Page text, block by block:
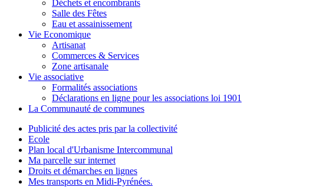
Déchets et encombrants
Salle des Fêtes
Eau et assainissement
Vie Economique
Artisanat
Commerces & Services
Zone artisanale
Vie associative
Formalités associations
Déclarations en ligne pour les associations loi 1901
La Communauté de communes
Publicité des actes pris par la collectivité
Ecole
Plan local d'Urbanisme Intercommunal
Ma parcelle sur internet
Droits et démarches en lignes
Mes transports en Midi-Pyrénées.